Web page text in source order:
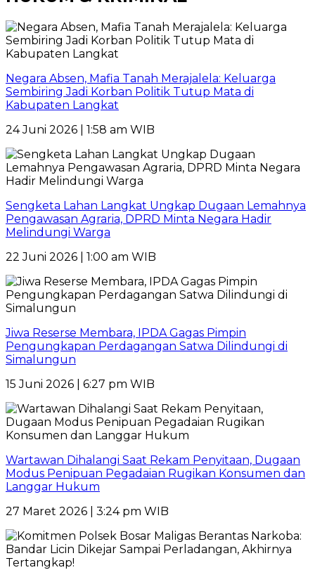
Negara Absen, Mafia Tanah Merajalela: Keluarga
Sembiring Jadi Korban Politik Tutup Mata di
Kabupaten Langkat
24 Juni 2026 | 1:58 am WIB
Sengketa Lahan Langkat Ungkap Dugaan Lemahnya
Pengawasan Agraria, DPRD Minta Negara Hadir
Melindungi Warga
22 Juni 2026 | 1:00 am WIB
Jiwa Reserse Membara, IPDA Gagas Pimpin
Pengungkapan Perdagangan Satwa Dilindungi di
Simalungun
15 Juni 2026 | 6:27 pm WIB
Wartawan Dihalangi Saat Rekam Penyitaan, Dugaan
Modus Penipuan Pegadaian Rugikan Konsumen dan
Langgar Hukum
27 Maret 2026 | 3:24 pm WIB